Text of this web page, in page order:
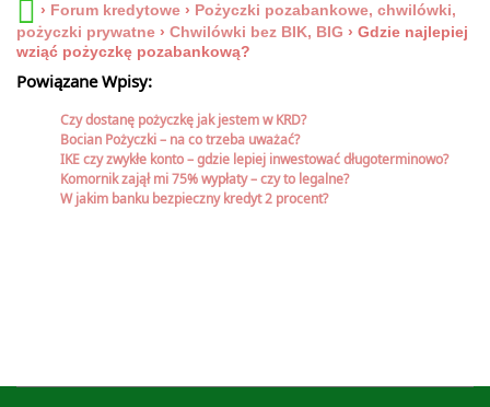
› Forum kredytowe › Pożyczki pozabankowe, chwilówki,
pożyczki prywatne › Chwilówki bez BIK, BIG › Gdzie najlepiej
wziąć pożyczkę pozabankową?
Powiązane Wpisy:
Czy dostanę pożyczkę jak jestem w KRD?
Bocian Pożyczki – na co trzeba uważać?
IKE czy zwykłe konto – gdzie lepiej inwestować długoterminowo?
Komornik zajął mi 75% wypłaty – czy to legalne?
W jakim banku bezpieczny kredyt 2 procent?